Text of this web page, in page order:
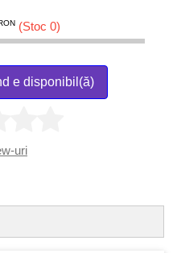
(Stoc 0)
e disponibil(ă)
uri